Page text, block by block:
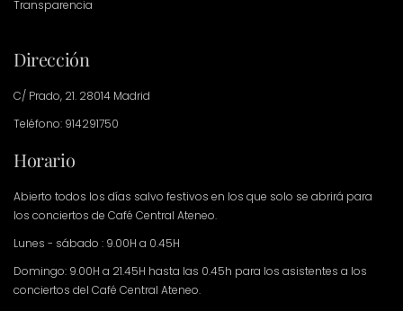
Transparencia
Dirección
C/ Prado, 21. 28014 Madrid
Teléfono: 914291750
Horario
Abierto todos los días salvo festivos en los que solo se abrirá para
los conciertos de Café Central Ateneo.
Lunes - sábado : 9.00H a 0.45H
Domingo: 9.00H a 21.45H hasta las 0.45h para los asistentes a los
conciertos del Café Central Ateneo.